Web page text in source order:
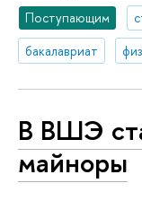
Поступающим
бакалавриат
В ВШЭ
майноры